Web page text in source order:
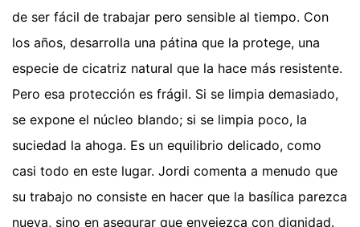
de ser fácil de trabajar pero sensible al tiempo. Con
los años, desarrolla una pátina que la protege, una
especie de cicatriz natural que la hace más resistente.
Pero esa protección es frágil. Si se limpia demasiado,
se expone el núcleo blando; si se limpia poco, la
suciedad la ahoga. Es un equilibrio delicado, como
casi todo en este lugar. Jordi comenta a menudo que
su trabajo no consiste en hacer que la basílica parezca
nueva, sino en asegurar que envejezca con dignidad.